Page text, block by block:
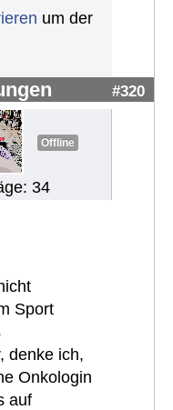
um der
#320
Offline
34
Sport
denke ich,
Onkologin
auf